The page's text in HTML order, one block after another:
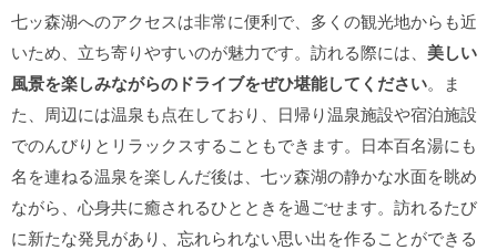
七ッ森湖へのアクセスは非常に便利で、多くの観光地からも近
いため、立ち寄りやすいのが魅力です。訪れる際には、 美しい
風景を楽しみながらのドライブをぜひ堪能してください。ま
た、周辺には温泉も点在しており、日帰り温泉施設や宿泊施設
でのんびりとリラックスすることもできます。日本百名湯にも
名を連ねる温泉を楽しんだ後は、七ッ森湖の静かな水面を眺め
ながら、心身共に癒されるひとときを過ごせます。訪れるたび
に新たな発見があり、忘れられない思い出を作ることができる